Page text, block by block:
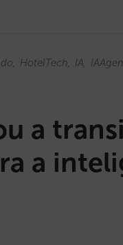
HotelTech IA
a
a